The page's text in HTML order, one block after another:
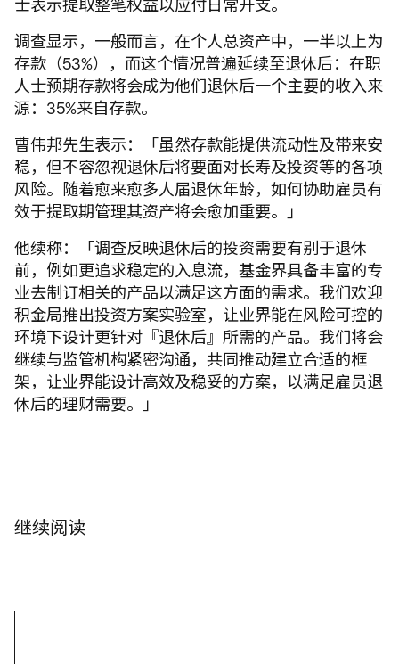
士表示提取整笔权益以应付日常开支。
调查显示，一般而言，在个人总资产中，一半以上为
存款（53%），而这个情况普遍延续至退休后：在职
人士预期存款将会成为他们退休后一个主要的收入来
源：35%来自存款。
曹伟邦先生表示：「虽然存款能提供流动性及带来安
稳，但不容忽视退休后将要面对长寿及投资等的各项
风险。随着愈来愈多人届退休年龄，如何协助雇员有
效于提取期管理其资产将会愈加重要。」
他续称：「调查反映退休后的投资需要有别于退休
前，例如更追求稳定的入息流，基金界具备丰富的专
业去制订相关的产品以满足这方面的需求。我们欢迎
积金局推出投资方案实验室，让业界能在风险可控的
环境下设计更针对『退休后』所需的产品。我们将会
继续与监管机构紧密沟通，共同推动建立合适的框
架，让业界能设计高效及稳妥的方案，以满足雇员退
休后的理财需要。」
继续阅读